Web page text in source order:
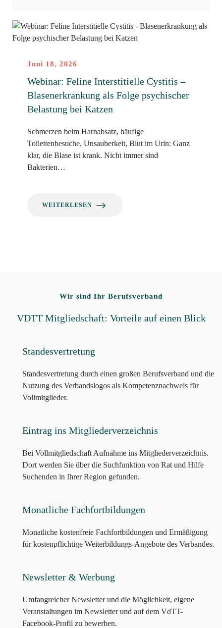
Juni 18, 2026
Webinar: Feline Interstitielle Cystitis –
Blasenerkrankung als Folge psychischer
Belastung bei Katzen
Schmerzen beim Harnabsatz, häufige
Toilettenbesuche, Unsauberkeit, Blut im Urin: Ganz
klar, die Blase ist krank. Nicht immer sind
Bakterien…
WEITERLESEN
Wir sind Ihr Berufsverband
VDTT Mitgliedschaft: Vorteile auf einen Blick
Standesvertretung
Standesvertretung durch einen großen Berufsverband und die
Nutzung des Verbandslogos als Kompetenznachweis für
Vollmitglieder.
Eintrag ins Mitgliederverzeichnis
Bei Vollmitgliedschaft Aufnahme ins Mitgliederverzeichnis.
Dort werden Sie über die Suchfunktion von Rat und Hilfe
Suchenden in Ihrer Region gefunden.
Monatliche Fachfortbildungen
Monatliche kostenfreie Fachfortbildungen und Ermäßigung
für kostenpflichtige Weiterbildungs-Angebote des Verbandes.
Newsletter & Werbung
Umfangreicher Newsletter und die Möglichkeit, eigene
Veranstaltungen im Newsletter und auf dem VdTT-
Facebook-Profil zu bewerben.